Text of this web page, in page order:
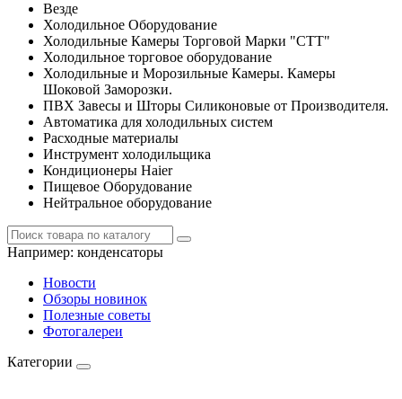
Везде
Холодильное Оборудование
Холодильные Камеры Торговой Марки "СТТ"
Холодильное торговое оборудование
Холодильные и Морозильные Камеры. Камеры
Шоковой Заморозки.
ПВХ Завесы и Шторы Силиконовые от Производителя.
Автоматика для холодильных систем
Расходные материалы
Инструмент холодильщика
Кондиционеры Haier
Пищевое Оборудование
Нейтральное оборудование
Например: конденсаторы
Новости
Обзоры новинок
Полезные советы
Фотогалереи
Категории